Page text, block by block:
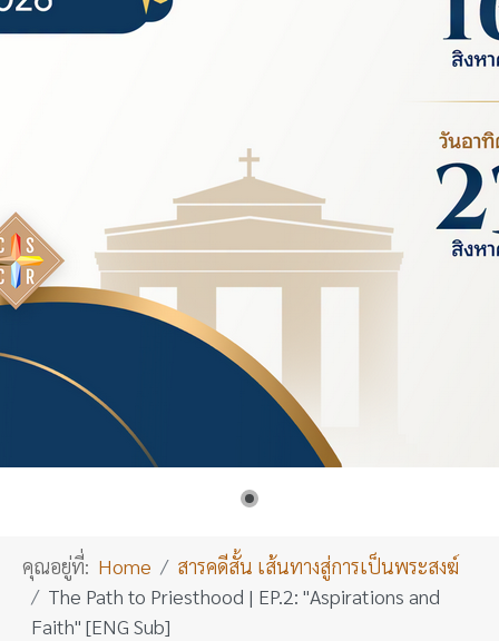
คุณอยู่ที่: Home
สารคดีสั้น เส้นทางสู่การเป็นพระสงฆ์
The Path to Priesthood | EP.2: "Aspirations and
Faith" [ENG Sub]